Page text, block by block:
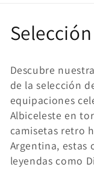
C
l
e
c
c
Descubre
de la selección
equipaciones
Albiceleste en
camisetas retro
Argentina, estas
leyendas como